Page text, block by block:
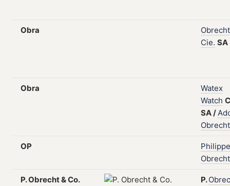
Obra
Obrecht
Cie. SA
Obra
Watex
Watch
SA/
Obrecht
OP
Philippe
Obrecht
P. Obrecht & Co.
P.